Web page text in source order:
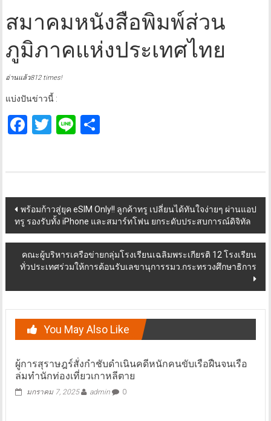
สมาคมหนังสือพิมพ์ส่วน
ภูมิภาคแห่งประเทศไทย
อ่านแล้ว812 times!
แบ่งปันข่าวนี้ :
Facebook
Twitter
LineShare
Post
navigation
พร้อมก้าวสู่ยุค eSIM Only!! ลูกค้าทรู เปลี่ยนได้ทันใจง่ายๆ ผ่านแอป
ทรู รองรับทั้ง iPhone และสมาร์ทโฟน ยกระดับประสบการณ์ดิจิทัล
คณะผู้บริหาร​เครือข่ายกลุ่มโรงเรียน​เฉลิมพระเกียรติ​ 12 โรงเรียน
ทั่วประเทศร่วมให้การต้อนรับ​เลขานุการ​รมว.กระทรวงศึกษาธิการ​
You May Also Like
ผู้การสุราษฎร์สั่งกำชับดำเนินคดีหนักคนขับเรือฝืนจนเรือ
ล่มทำนักท่องเที่ยวเกาหลีตาย
มกราคม 7, 2025 admin 0